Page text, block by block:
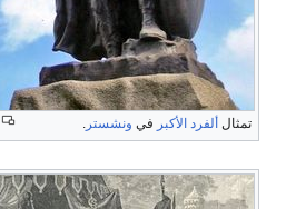
تمثال ألفرد الأكبر في ونشستر